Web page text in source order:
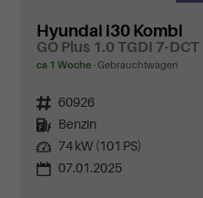
Hyundai i30 Kombi
GO Plus 1.0 TGDI 7-DCT
ca 1 Woche Gebrauchtwagen
Fahrzeugnr. 60926
Kraftstoff
Benzin
Leistung 74 kW (101 PS)
07.01.2025